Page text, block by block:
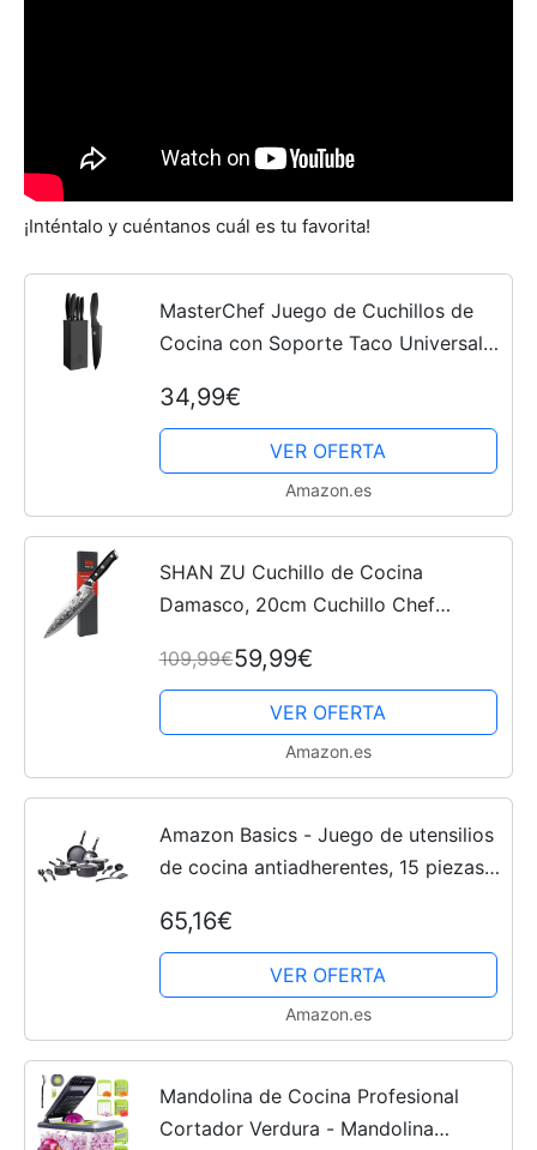
¡Inténtalo y cuéntanos cuál es tu favorita!
MasterChef Juego de Cuchillos de
Cocina con Soporte Taco Universal
Carne y Pelar, en Acero Inoxidable, 5
Piezas, Negro,...
34,99€
VER OFERTA
Amazon.es
SHAN ZU Cuchillo de Cocina
Damasco, 20cm Cuchillo Chef
Capas, Mango de Material G10,
Cuchillo de Cocinero Profesional
para...
109,99€59,99€
VER OFERTA
Amazon.es
Amazon Basics - Juego de utensilios
de cocina antiadherentes, 15 piezas,
65,16€
VER OFERTA
Amazon.es
Mandolina de Cocina Profesional
Cortador Verdura - Mandolina